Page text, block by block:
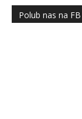
Polub nas na FB